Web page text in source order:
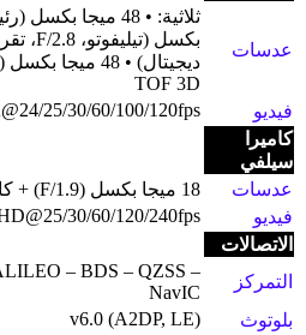
عدسات
TOF 3D
فيديو
25/30/60/100/120fps
كاميرا
سيلفي
عدسات
18 ميجا بكسل (F/1.9) + كاميرا SL 3D
فيديو
30/60/120/240fps
الاتصالات
التمركز
– BDS – QZSS –
NavIC
بلوتوث
v6.0 (A2DP, LE)